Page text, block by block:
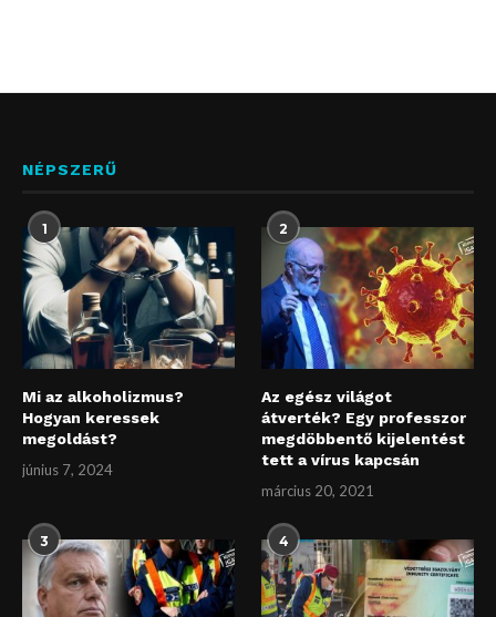
NÉPSZERŰ
1
Mi az alkoholizmus?
Hogyan keressek
megoldást?
június 7, 2024
2
Az egész világot
átverték? Egy professzor
megdöbbentő kijelentést
tett a vírus kapcsán
március 20, 2021
3 4